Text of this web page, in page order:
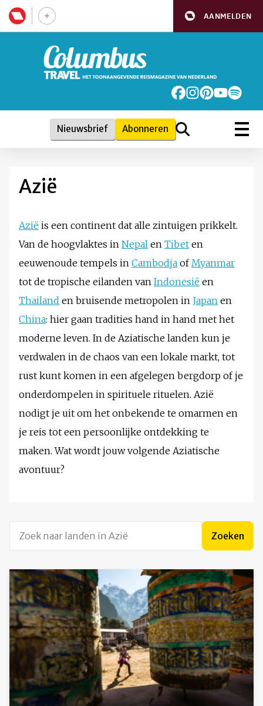
AANMELDEN
Nieuwsbrief Abonneren
Azië
Azië is een continent dat alle zintuigen prikkelt.
Van de hoogvlaktes in Nepal en Tibet en
eeuwenoude tempels in Cambodja ofMyanmar
tot de tropische eilanden van Indonesië en
Thailand en bruisende metropolen in Japan en
China: hier gaan tradities hand in hand met het
moderne leven. In de Aziatische landen kun je
verdwalen in de chaos van een lokale markt, tot
rust kunt komen in een afgelegen bergdorp of je
onderdompelen in spirituele rituelen. Azië
nodigt je uit om het onbekende te omarmen en
je reis tot een persoonlijke ontdekking te
maken. Wat wordt jouw volgende Aziatische
avontuur?
Zoek naar landen in Azië Zoeken